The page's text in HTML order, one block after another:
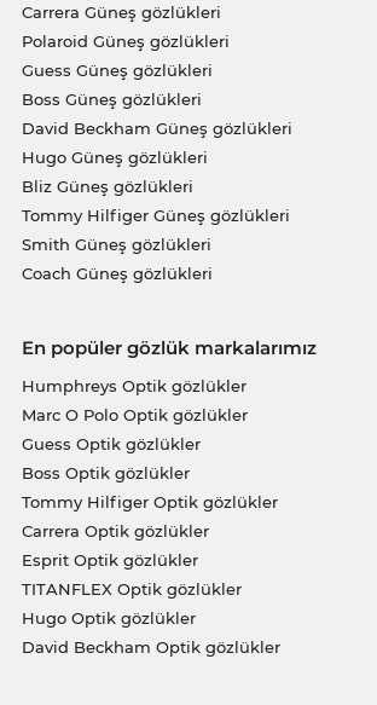
Carrera Güneş gözlükleri
Polaroid Güneş gözlükleri
Guess Güneş gözlükleri
Boss Güneş gözlükleri
David Beckham Güneş gözlükleri
Hugo Güneş gözlükleri
Bliz Güneş gözlükleri
Tommy Hilfiger Güneş gözlükleri
Smith Güneş gözlükleri
Coach Güneş gözlükleri
En popüler gözlük markalarımız
Humphreys Optik gözlükler
Marc O Polo Optik gözlükler
Guess Optik gözlükler
Boss Optik gözlükler
Tommy Hilfiger Optik gözlükler
Carrera Optik gözlükler
Esprit Optik gözlükler
TITANFLEX Optik gözlükler
Hugo Optik gözlükler
David Beckham Optik gözlükler